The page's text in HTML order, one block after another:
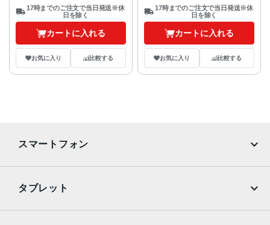
17時までのご注文で当日発送※休
日を除く
カートに入れる
お気に入り 比較する
17時までのご注文で当日発送※休
日を除く
カートに入れる
お気に入り 比較する
スマートフォン
タブレット